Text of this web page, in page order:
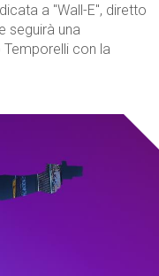
a "Wall-E", diretto
seguirà una
con la